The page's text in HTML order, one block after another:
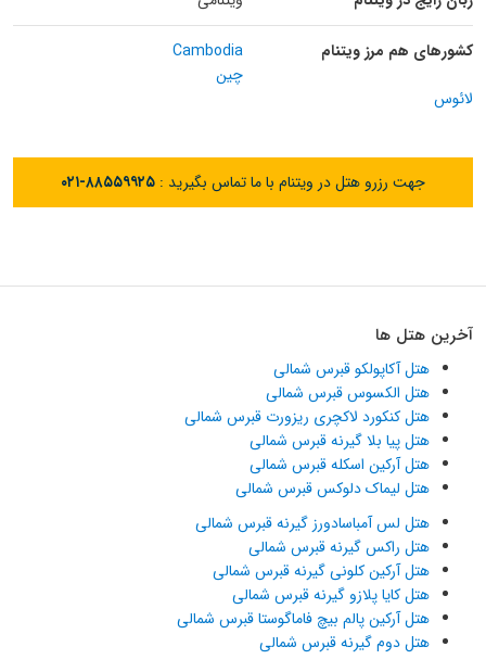
کشورهای هم مرز ویتنام
Cambodia
چین
لائوس
جهت رزرو هتل در ویتنام با ما تماس بگیرید : ۰۲۱-۸۸۵۵۹۹۲۵
آخرین هتل ها
هتل آکاپولکو قبرس شمالی
هتل الکسوس قبرس شمالی
هتل کنکورد لاکچری ریزورت قبرس شمالی
هتل پیا بلا گیرنه قبرس شمالی
هتل آرکین اسکله قبرس شمالی
هتل لیماک دلوکس قبرس شمالی
هتل لس آمباسادورز گیرنه قبرس شمالی
هتل راکس گیرنه قبرس شمالی
هتل آرکین کلونی گیرنه قبرس شمالی
هتل کایا پلازو گیرنه قبرس شمالی
هتل آرکین پالم بیچ فاماگوستا قبرس شمالی
هتل دوم گیرنه قبرس شمالی